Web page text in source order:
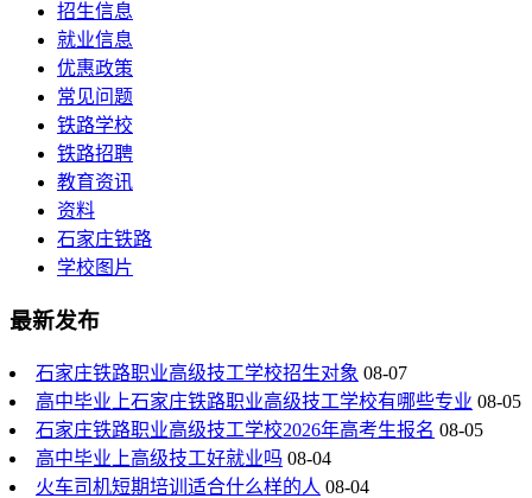
招生信息
就业信息
优惠政策
常见问题
铁路学校
铁路招聘
教育资讯
资料
石家庄铁路
学校图片
最新发布
石家庄铁路职业高级技工学校招生对象 08-07
高中毕业上石家庄铁路职业高级技工学校有哪些专业 08-05
石家庄铁路职业高级技工学校2026年高考生报名 08-05
高中毕业上高级技工好就业吗 08-04
火车司机短期培训适合什么样的人 08-04